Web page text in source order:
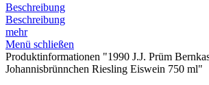
Beschreibung
Beschreibung
mehr
Menü schließen
Produktinformationen "1990 J.J. Prüm
Johannisbrünnchen Riesling Eiswein 750 ml"